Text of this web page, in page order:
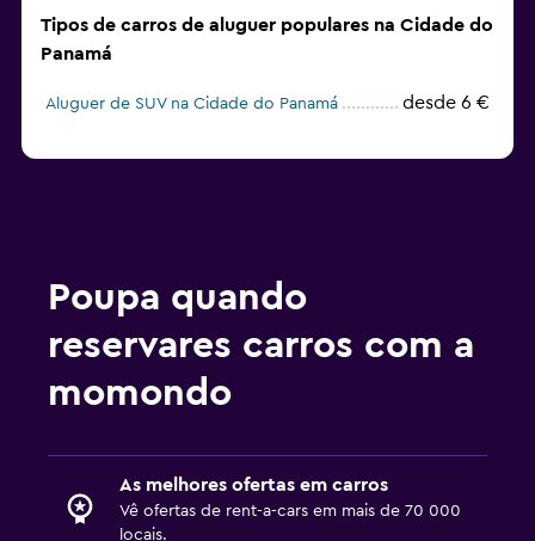
Tipos de carros de aluguer populares na Cidade do
Panamá
Aluguer de SUV na Cidade do Panamá desde 6 €
Poupa quando
reservares carros com a
momondo
As melhores ofertas em carros
Vê ofertas de rent-a-cars em mais de 70 000
locais.